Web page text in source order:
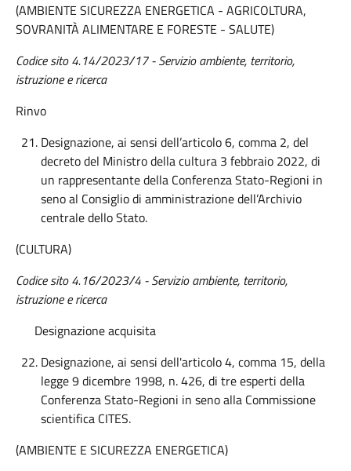
(AMBIENTE SICUREZZA ENERGETICA - AGRICOLTURA,
SOVRANITÀ ALIMENTARE E FORESTE - SALUTE)
Codice sito 4.14/2023/17 - Servizio ambiente, territorio,
istruzione e ricerca
Rinvo
Designazione, ai sensi dell’articolo 6, comma 2, del
decreto del Ministro della cultura 3 febbraio 2022, di
un rappresentante della Conferenza Stato-Regioni in
seno al Consiglio di amministrazione dell’Archivio
centrale dello Stato.
(CULTURA)
Codice sito 4.16/2023/4 - Servizio ambiente, territorio,
istruzione e ricerca
Designazione acquisita
Designazione, ai sensi dell'articolo 4, comma 15, della
legge 9 dicembre 1998, n. 426, di tre esperti della
Conferenza Stato-Regioni in seno alla Commissione
scientifica CITES.
(AMBIENTE E SICUREZZA ENERGETICA)